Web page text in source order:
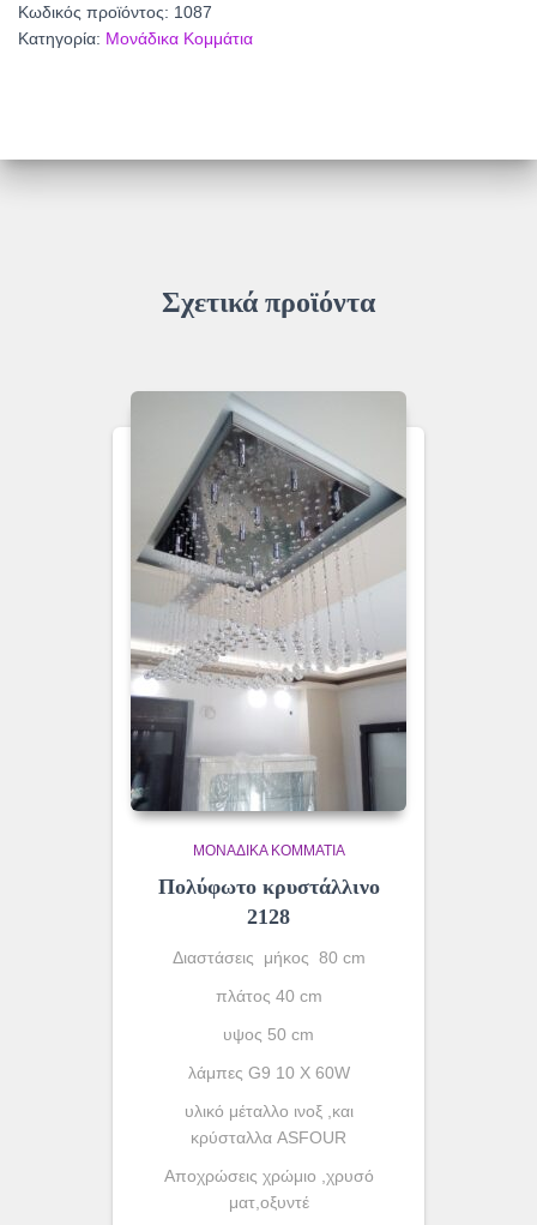
Κωδικός προϊόντος: 1087
Κατηγορία: Μονάδικα Κομμάτια
Σχετικά προϊόντα
ΜΟΝΆΔΙΚΑ ΚΟΜΜΆΤΙΑ
Πολύφωτο κρυστάλλινο
2128
Διαστάσεις μήκος 80 cm
πλάτος 40 cm
υψος 50 cm
λάμπες G9 10 X 60W
υλικό μέταλλο ινοξ ,και
κρύσταλλα ASFOUR
Aποχρώσεις χρώμιο ,χρυσό
ματ,οξυντέ